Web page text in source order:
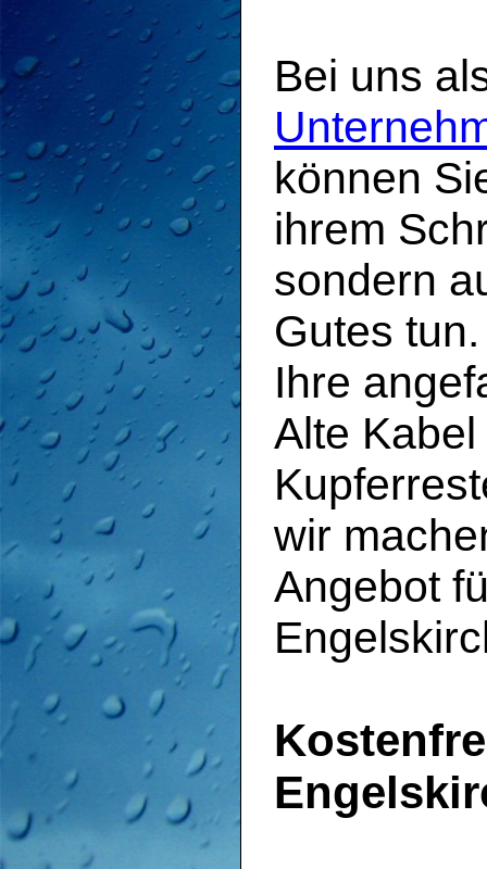
Bei uns
können
ihrem
sondern
Gutes
Ihre
Alte
wir
Angebot